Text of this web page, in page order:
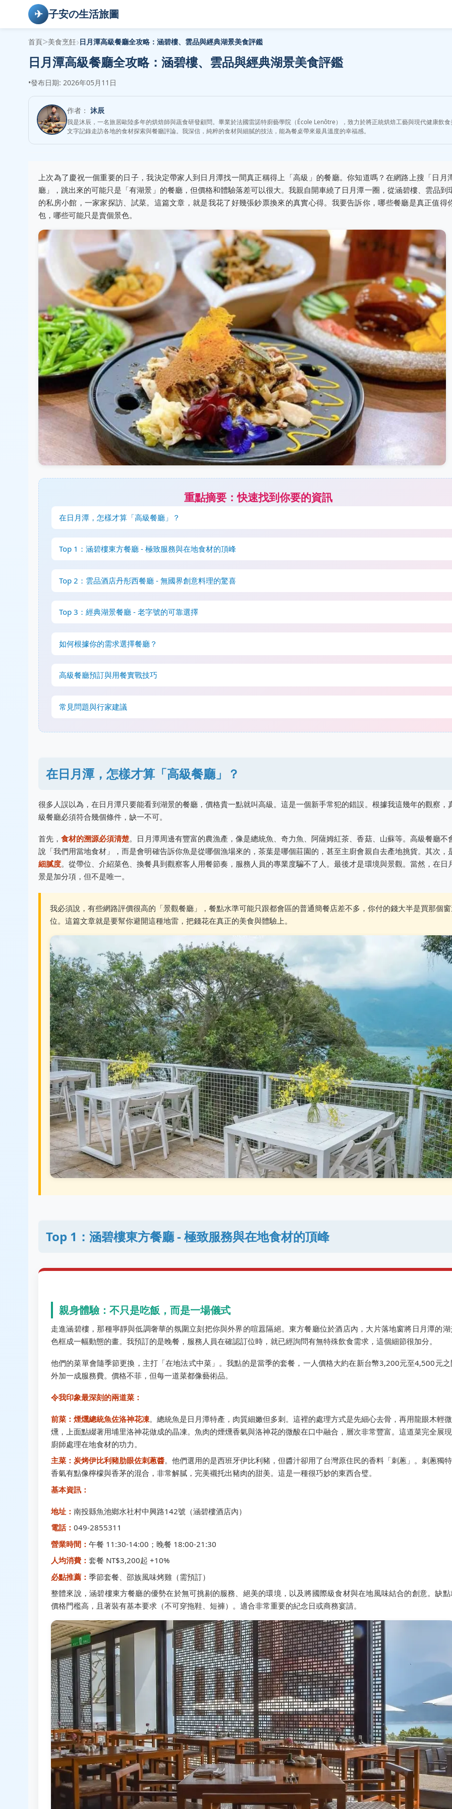
✈ 子安の生活旅圖
首頁>美食烹飪›日月潭高級餐廳全攻略：涵碧樓、雲品與經典湖景美食評鑑
日月潭高級餐廳全攻略：涵碧樓、雲品與經典湖景美食評鑑
•發布日期: 2026年05月11日
作者： 沐辰
我是沐辰，一名旅居歐陸多年的烘焙師與蔬食研發顧問。畢業於法國雷諾特廚藝學院（École Lenôtre），致力於將正統烘焙工藝與現代健康飲
文字記錄走訪各地的食材探索與餐廳評論。我深信，純粹的食材與細膩的技法，能為餐桌帶來最具溫度的幸福感。
上次為了慶祝一個重要的日子，我決定帶家人到日月潭找一間真正稱得上「高級」的餐廳。你知道嗎？在網路上搜「日月
廳」，跳出來的可能只是「有湖景」的餐廳，但價格和體驗落差可以很大。我親自開車繞了日月潭一圈，從涵碧樓、雲品到
的私房小館，一家家探訪、試菜。這篇文章，就是我花了好幾張鈔票換來的真實心得。我要告訴你，哪些餐廳是真正值得
包，哪些可能只是賣個景色。
重點摘要：快速找到你要的資訊
在日月潭，怎樣才算「高級餐廳」？
Top 1：涵碧樓東方餐廳 - 極致服務與在地食材的頂峰
Top 2：雲品酒店丹彤西餐廳 - 無國界創意料理的驚喜
Top 3：經典湖景餐廳 - 老字號的可靠選擇
如何根據你的需求選擇餐廳？
高級餐廳預訂與用餐實戰技巧
常見問題與行家建議
在日月潭，怎樣才算「高級餐廳」？
很多人誤以為，在日月潭只要能看到湖景的餐廳，價格貴一點就叫高級。這是一個新手常犯的錯誤。根據我這幾年的觀察，
級餐廳必須符合幾個條件，缺一不可。
首先，食材的溯源必須清楚。日月潭周邊有豐富的農漁產，像是總統魚、奇力魚、阿薩姆紅茶、香菇、山蘇等。高級餐廳不
說「我們用當地食材」，而是會明確告訴你魚是從哪個漁場來的，茶葉是哪個莊園的，甚至主廚會親自去產地挑貨。其次，
細膩度。從帶位、介紹菜色、換餐具到觀察客人用餐節奏，服務人員的專業度騙不了人。最後才是環境與景觀。當然，在日
景是加分項，但不是唯一。
我必須說，有些網路評價很高的「景觀餐廳」，餐點水準可能只跟都會區的普通簡餐店差不多，你付的錢大半是買那個
位。這篇文章就是要幫你避開這種地雷，把錢花在真正的美食與體驗上。
Top 1：涵碧樓東方餐廳 - 極致服務與在地食材的頂峰
親身體驗：不只是吃飯，而是一場儀式
走進涵碧樓，那種寧靜與低調奢華的氛圍立刻把你與外界的喧囂隔絕。東方餐廳位於酒店內，大片落地窗將日月潭的
色框成一幅動態的畫。我預訂的是晚餐，服務人員在確認訂位時，就已經詢問有無特殊飲食需求，這個細節很加分。
他們的菜單會隨季節更換，主打「在地法式中菜」。我點的是當季的套餐，一人價格大約在新台幣3,200元至4,500元
外加一成服務費。價格不菲，但每一道菜都像藝術品。
令我印象最深刻的兩道菜：
前菜：煙燻總統魚佐洛神花凍。總統魚是日月潭特產，肉質細嫩但多刺。這裡的處理方式是先細心去骨，再用龍眼木輕
燻，上面點綴著用埔里洛神花做成的晶凍。魚肉的煙燻香氣與洛神花的微酸在口中融合，層次非常豐富。這道菜完全展
廚師處理在地食材的功力。
主菜：炭烤伊比利豬肋眼佐刺蔥醬。他們選用的是西班牙伊比利豬，但醬汁卻用了台灣原住民的香料「刺蔥」。刺蔥獨
香氣有點像檸檬與香茅的混合，非常解膩，完美襯托出豬肉的甜美。這是一種很巧妙的東西合璧。
基本資訊：
地址： 南投縣魚池鄉水社村中興路142號（涵碧樓酒店內）
電話： 049-2855311
營業時間： 午餐 11:30-14:00；晚餐 18:00-21:30
人均消費： 套餐 NT$3,200起 +10%
必點推薦： 季節套餐、邵族風味烤雞（需預訂）
整體來說，涵碧樓東方餐廳的優勢在於無可挑剔的服務、絕美的環境，以及將國際級食材與在地風味結合的創意。缺
價格門檻高，且著裝有基本要求（不可穿拖鞋、短褲）。適合非常重要的紀念日或商務宴請。